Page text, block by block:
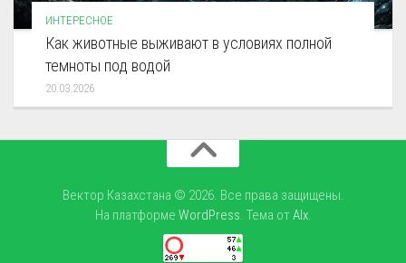
ИНТЕРЕСНОЕ
Как животные выживают в условиях полной
темноты под водой
20.03.2026
Вектор Казахстана © 2026. Все права защищены.
На платформе WordPress. Тема отAlx.